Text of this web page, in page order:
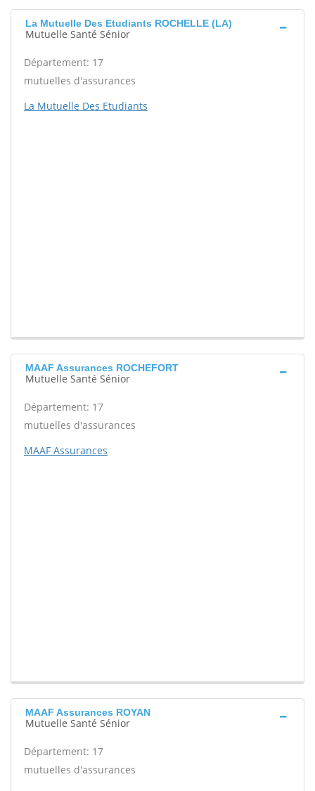
La Mutuelle Des Etudiants ROCHELLE (LA)
Mutuelle Santé Sénior
Département: 17
mutuelles d'assurances
La Mutuelle Des Etudiants
MAAF Assurances ROCHEFORT
Mutuelle Santé Sénior
Département: 17
mutuelles d'assurances
MAAF Assurances
MAAF Assurances ROYAN
Mutuelle Santé Sénior
Département: 17
mutuelles d'assurances